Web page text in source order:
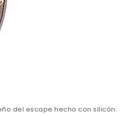
del escape hecho con silicón.